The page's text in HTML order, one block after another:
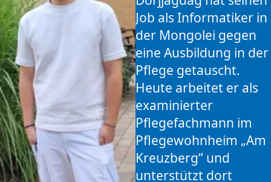
Job als Informatiker in
der Mongolei gegen
eine Ausbildung in der
Pflege getauscht.
Heute arbeitet er als
examinierter
Pflegefachmann im
Pflegewohnheim „Am
Kreuzberg“ und
unterstützt dort